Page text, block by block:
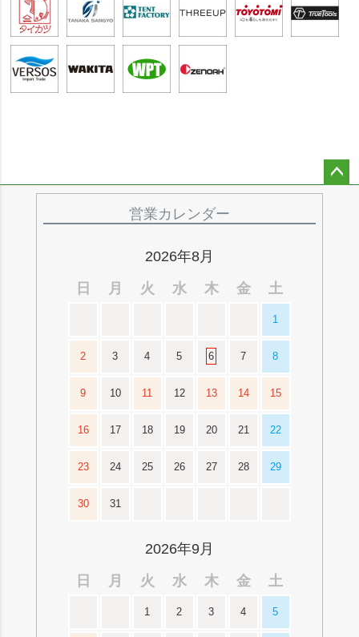
営業カレンダー
2026年8月
日
月 火 水 木 金 土
1
2 3 4 5 6 7 8
9 10 11 12 13 14 15
16 17 18 19 20 21 22
23 24 25 26 27 28 29
30 31
2026年9月
日
月 火 水 木 金 土
1 2 3 4 5